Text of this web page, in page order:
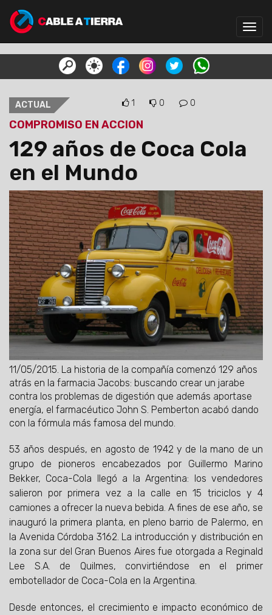
ACTUAL 1 0 0
COMPROMISO EN ACCION
129 años de Coca Cola
en el Mundo
11/05/2015. La historia de la compañía comenzó 129 años
atrás en la farmacia Jacobs: buscando crear un jarabe
contra los problemas de digestión que además aportase
energía, el farmacéutico John S. Pemberton acabó dando
con la fórmula más famosa del mundo.
53 años después, en agosto de 1942 y de la mano de un
grupo de pioneros encabezados por Guillermo Marino
Bekker, Coca-Cola llegó a la Argentina: los vendedores
salieron por primera vez a la calle en 15 triciclos y 4
camiones a ofrecer la nueva bebida. A fines de ese año, se
inauguró la primera planta, en pleno barrio de Palermo, en
la Avenida Córdoba 3162. La introducción y distribución en
la zona sur del Gran Buenos Aires fue otorgada a Reginald
Lee S.A. de Quilmes, convirtiéndose en el primer
embotellador de Coca-Cola en la Argentina.
Desde entonces, el crecimiento e impacto económico de